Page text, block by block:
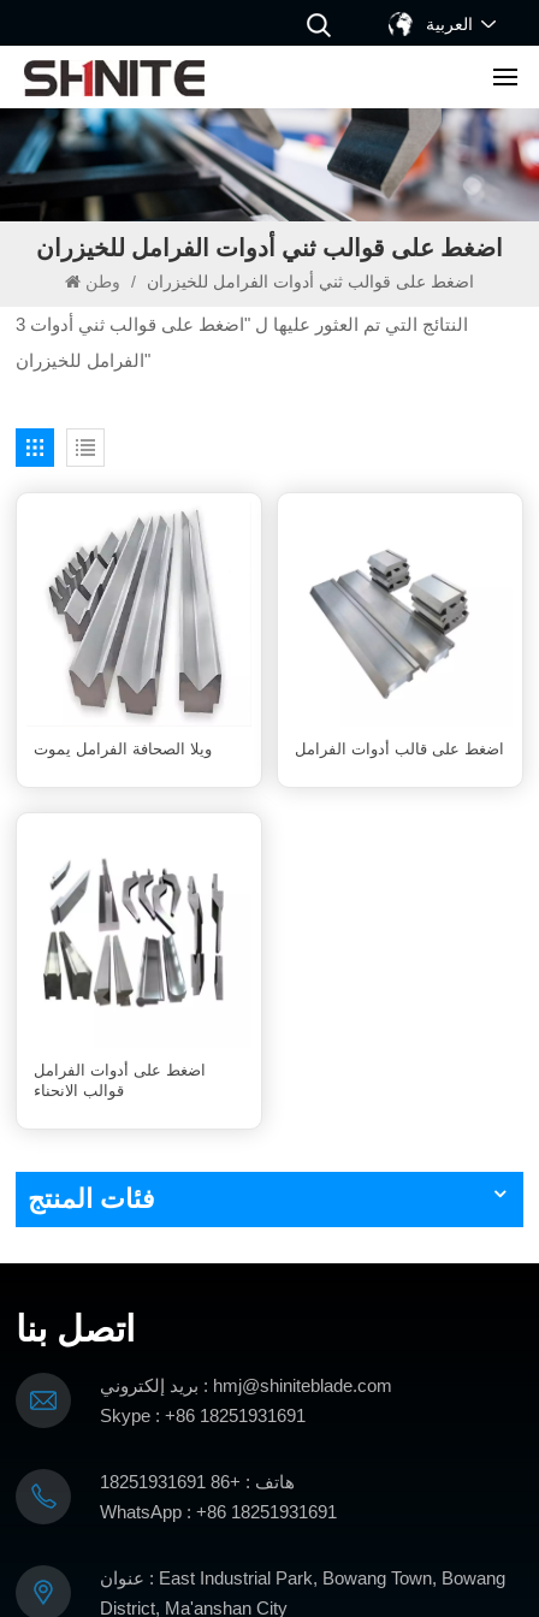
العربية
اضغط على قوالب ثني أدوات الفرامل للخيزران
/ اضغط على قوالب ثني أدوات الفرامل للخيزران
3 النتائج التي تم العثور عليها ل "اضغط على قوالب ثني أدوات
الفرامل للخيزران"
ويلا الصحافة الفرامل يموت اضغط على قالب أدوات الفرامل
اضغط على أدوات الفرامل
قوالب الانحناء
فئات المنتج
اتصل بنا
بريد إلكتروني : hmj@shiniteblade.com
Skype : +86 18251931691
هاتف : +86 18251931691
WhatsApp : +86 18251931691
عنوان : East Industrial Park, Bowang Town, Bowang
District, Ma'anshan City